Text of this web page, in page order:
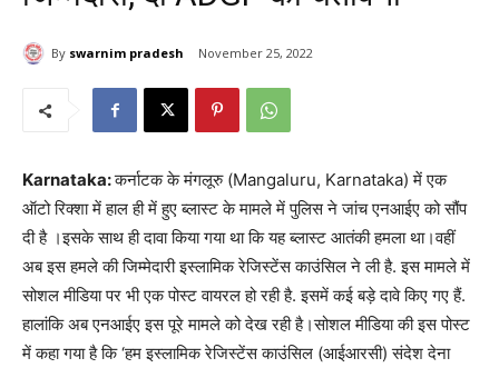
By swarnim pradesh November 25, 2022
Karnataka:कर्नाटक के मंगलूरु (Mangaluru, Karnataka) में एक
ऑटो रिक्शा में हाल ही में हुए ब्लास्ट के मामले में पुलिस ने जांच एनआईए को सौंप
दी है ।इसके साथ ही दावा किया गया था कि यह ब्लास्ट आतंकी हमला था।वहीं
अब इस हमले की जिम्मेदारी इस्लामिक रेजिस्टेंस काउंसिल ने ली है. इस मामले में
सोशल मीडिया पर भी एक पोस्ट वायरल हो रही है. इसमें कई बड़े दावे किए गए हैं.
हालांकि अब एनआईए इस पूरे मामले को देख रही है।सोशल मीडिया की इस पोस्ट
में कहा गया है कि ‘हम इस्लामिक रेजिस्टेंस काउंसिल (आईआरसी) संदेश देना